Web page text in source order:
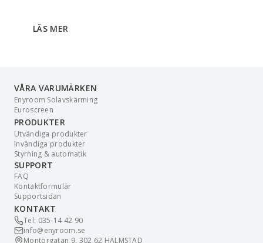
LÄS MER
VÅRA VARUMÄRKEN
Enyroom Solavskärming
Euroscreen
PRODUKTER
Utvändiga produkter
Invändiga produkter
Styrning & automatik
SUPPORT
FAQ
Kontaktformulär
Supportsidan
KONTAKT
Tel: 035-14 42 90
info@enyroom.se
Montörgatan 9, 302 62 HALMSTAD